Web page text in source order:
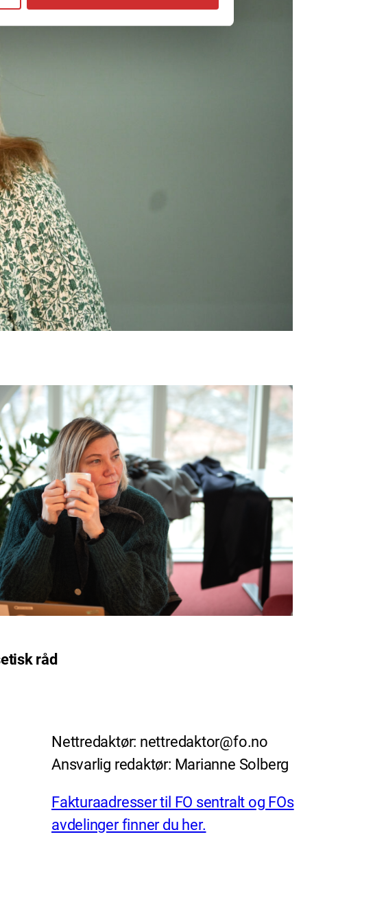
råd
Nettredaktør: nettredaktor@fo.no
Ansvarlig redaktør: Marianne Solberg
Fakturaadresser til FO sentralt og FOs
avdelinger finner du her.